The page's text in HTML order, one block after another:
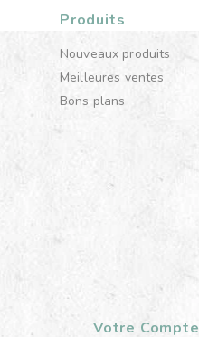
Produits
Nouveaux produits
Meilleures ventes
Bons plans
Votre Compte